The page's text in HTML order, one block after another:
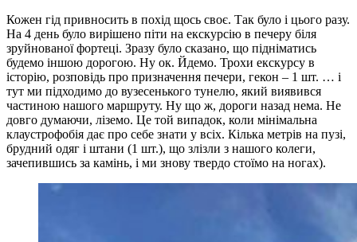
Кожен гід привносить в похід щось своє. Так було і цього разу.
На 4 день було вирішено піти на екскурсію в печеру біля
зруйнованої фортеці. Зразу було сказано, що підніматись
будемо іншою дорогою. Ну ок. Йдемо. Трохи екскурсу в
історію, розповідь про призначення печери, гекон – 1 шт. … і
тут ми підходимо до вузесенького тунелю, який виявився
частиною нашого маршруту. Ну що ж, дороги назад нема. Не
довго думаючи, ліземо. Це той випадок, коли мінімальна
клаустрофобія дає про себе знати у всіх. Кілька метрів на пузі,
брудний одяг і штани (1 шт.), що злізли з нашого колеги,
зачепившись за камінь, і ми знову твердо стоїмо на ногах).